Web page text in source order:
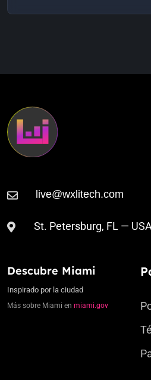
Gertrude (Extended Mix)
St. Petersburg, FL —
Descubre Miami
Inspirado por la ciudad
Más sobre Miami en miami.gov